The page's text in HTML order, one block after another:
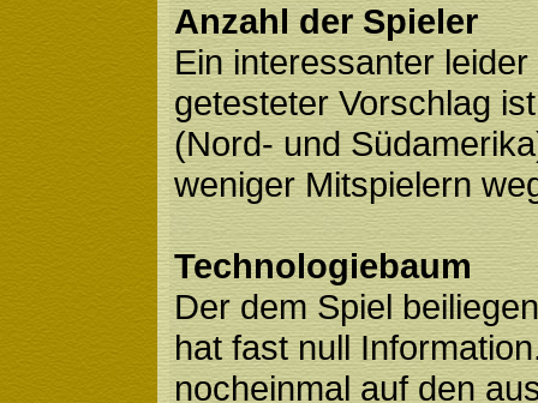
Anzahl der Spieler
Ein interessanter
getesteter Vorschlag
(Nord- und
weniger Mitspielern
Technologiebaum
Der dem Spiel
hat fast null
nocheinmal auf den